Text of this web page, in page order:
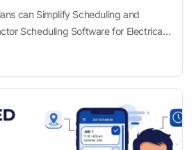
can Simplify Scheduling and
Scheduling Software for Electrical